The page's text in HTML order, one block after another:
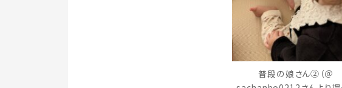
普段の娘さん②（＠